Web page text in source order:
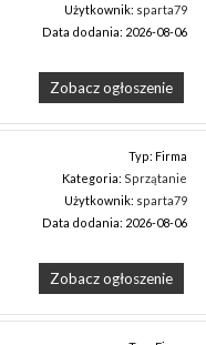
Użytkownik: sparta79
Data dodania: 2026-08-06
Zobacz ogłoszenie
Typ: Firma
Kategoria: Sprzątanie
Użytkownik: sparta79
Data dodania: 2026-08-06
Zobacz ogłoszenie